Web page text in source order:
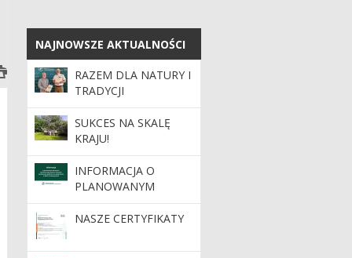
NAJNOWSZE AKTUALNOŚCI
NAJNOWSZE AKTUALNOŚCI
RAZEM DLA NATURY I
TRADYCJI
SUKCES NA SKALĘ
KRAJU!
INFORMACJA O
PLANOWANYM
WDROŻENIU
DYNAMICZNEGO
NASZE CERTYFIKATY